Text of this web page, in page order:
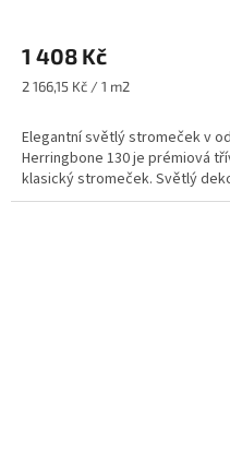
1 408 Kč
Měrná
2 166,15 Kč / 1 m2
Elegantní světlý stromeček v
Herringbone 130 je prémiová
klasický stromeček. Světlý